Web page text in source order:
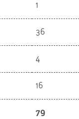
1
36
4
16
79